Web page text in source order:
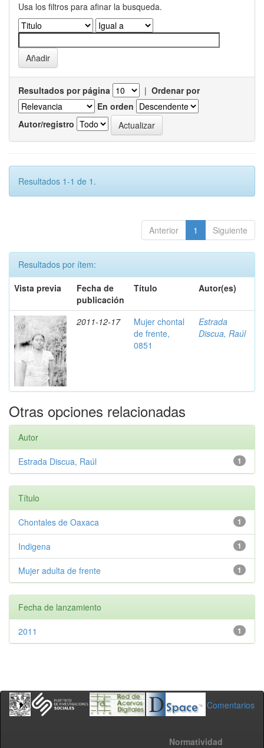
Usa los filtros para afinar la busqueda.
Resultados por página | Ordenar por
En orden
Autor/registro
Resultados 1-1 de 1.
Anterior 1 Siguiente
Resultados por ítem:
Vista previa
Fecha de
publicación
Título Autor(es)
2011-12-17
Mujer chontal
de frente,
0851
Estrada
Discua, Raúl
Otras opciones relacionadas
Autor
1
Estrada Discua, Raúl
Título
1
Chontales de Oaxaca
1
Indigena
1
Mujer adulta de frente
Fecha de lanzamiento
1
2011
Comentarios
Normatividad